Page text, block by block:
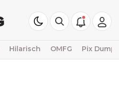
Hilarisch OMFG Pix Dump